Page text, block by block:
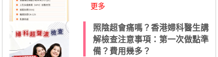
更多
照陰超會痛嗎？香港婦科醫生講
解檢查注意事項：第一次做點準
備？費用幾多？